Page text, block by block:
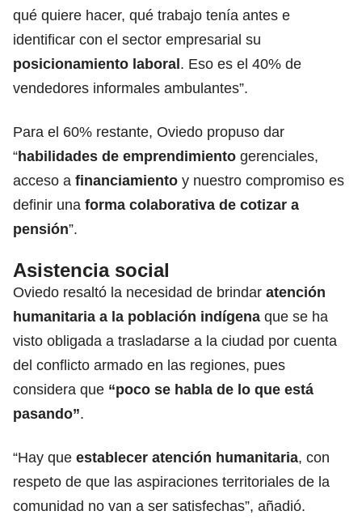
qué quiere hacer, qué trabajo tenía antes e
identificar con el sector empresarial su
posicionamiento laboral. Eso es el 40% de
vendedores informales ambulantes”.
Para el 60% restante, Oviedo propuso dar
“habilidades de emprendimiento gerenciales,
acceso a financiamiento y nuestro compromiso es
definir una forma colaborativa de cotizar a
pensión”.
Asistencia social
Oviedo resaltó la necesidad de brindar atención
humanitaria a la población indígena que se ha
visto obligada a trasladarse a la ciudad por cuenta
del conflicto armado en las regiones, pues
considera que “poco se habla de lo que está
pasando”.
“Hay que establecer atención humanitaria, con
respeto de que las aspiraciones territoriales de la
comunidad no van a ser satisfechas”, añadió.